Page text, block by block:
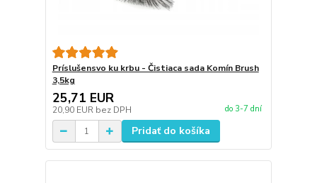
Príslušensvo ku krbu - Čistiaca sada Komín Brush
3,5kg
25,71 EUR
20,90 EUR bez DPH do 3-7 dní
Pridať do košíka